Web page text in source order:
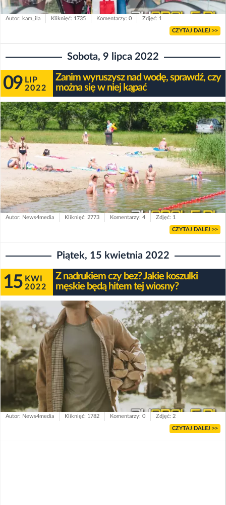
Autor: kam_ila Kliknięć: 1735 Komentarzy: 0 Zdjęć: 1
CZYTAJ DALEJ >>
Sobota, 9 lipca 2022
09 LIP
2022
Zanim wyruszysz nad wodę, sprawdź, czy
można się w niej kąpać
Autor: News4media Kliknięć: 2773 Komentarzy: 4 Zdjęć: 1
CZYTAJ DALEJ >>
Piątek, 15 kwietnia 2022
15 KWI
2022
Z nadrukiem czy bez? Jakie koszulki
męskie będą hitem tej wiosny?
Autor: News4media Kliknięć: 1782 Komentarzy: 0 Zdjęć: 2
CZYTAJ DALEJ >>